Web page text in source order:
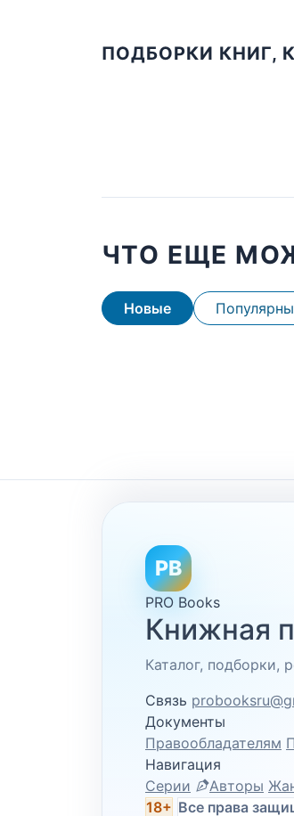
ПОДБОРКИ КНИГ,
ЧТО ЕЩЕ
Новые
PB
PRO Books
Книжная
Каталог, подборки,
Связь
Документы
Правообладателям
Навигация
Серии
Авторы
18+ Все права